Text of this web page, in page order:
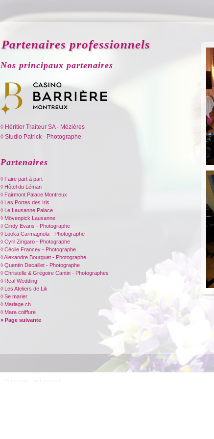
Partenaires professionnels
Nos principaux partenaires
◊ Héritier Traiteur SA - Mézières
◊ Studio Patrick - Photographe
Partenaires
◊ Faire part à part
◊ Hôtel du Léman
◊ Fairmont Palace Montreux
◊ Les Portes des Iris
◊ Le Lausanne Palace
◊ Mövenpick Lausanne
◊ Cindy Evans - Photographe
◊ Looka Carmagnola - Photographe
◊ Cyril Zingaro - Photographe
◊ Cécile Francey - Photographe
◊ Alexandre Bourguet - Photographe
◊ Quentin Decaillet - Photographe
◊ Christelle & Grégoire Cantin - Photographes
◊ Real Wedding
◊ Les Ateliers de Lili
◊ Se marier
◊ Mariage.ch
◊ Mara coiffure
» Page suivante